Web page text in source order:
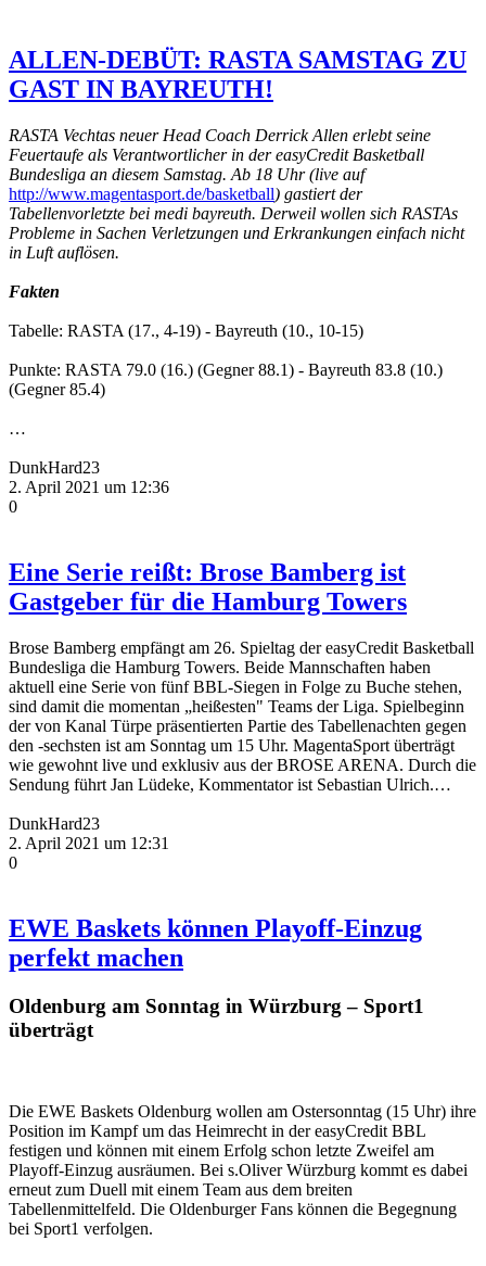
ALLEN-DEBÜT: RASTA SAMSTAG ZU
GAST IN BAYREUTH!
RASTA Vechtas neuer Head Coach Derrick Allen erlebt seine
Feuertaufe als Verantwortlicher in der easyCredit Basketball
Bundesliga an diesem Samstag. Ab 18 Uhr (live auf
http://www.magentasport.de/basketball) gastiert der
Tabellenvorletzte bei medi bayreuth. Derweil wollen sich RASTAs
Probleme in Sachen Verletzungen und Erkrankungen einfach nicht
in Luft auflösen.
Fakten
Tabelle: RASTA (17., 4-19) - Bayreuth (10., 10-15)
Punkte: RASTA 79.0 (16.) (Gegner 88.1) - Bayreuth 83.8 (10.)
(Gegner 85.4)
…
DunkHard23
2. April 2021 um 12:36
0
Eine Serie reißt: Brose Bamberg ist
Gastgeber für die Hamburg Towers
Brose Bamberg empfängt am 26. Spieltag der easyCredit Basketball
Bundesliga die Hamburg Towers. Beide Mannschaften haben
aktuell eine Serie von fünf BBL-Siegen in Folge zu Buche stehen,
sind damit die momentan „heißesten" Teams der Liga. Spielbeginn
der von Kanal Türpe präsentierten Partie des Tabellenachten gegen
den -sechsten ist am Sonntag um 15 Uhr. MagentaSport überträgt
wie gewohnt live und exklusiv aus der BROSE ARENA. Durch die
Sendung führt Jan Lüdeke, Kommentator ist Sebastian Ulrich.…
DunkHard23
2. April 2021 um 12:31
0
EWE Baskets können Playoff-Einzug
perfekt machen
Oldenburg am Sonntag in Würzburg – Sport1
überträgt
Die EWE Baskets Oldenburg wollen am Ostersonntag (15 Uhr) ihre
Position im Kampf um das Heimrecht in der easyCredit BBL
festigen und können mit einem Erfolg schon letzte Zweifel am
Playoff-Einzug ausräumen. Bei s.Oliver Würzburg kommt es dabei
erneut zum Duell mit einem Team aus dem breiten
Tabellenmittelfeld. Die Oldenburger Fans können die Begegnung
bei Sport1 verfolgen.